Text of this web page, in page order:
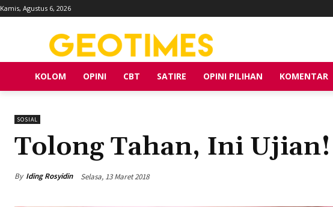
Kamis, Agustus 6, 2026
KOLOM OPINI CBT SATIRE OPINI PILIHAN KOMENTAR
SOSIAL
Tolong Tahan, Ini Ujian!
By Iding Rosyidin Selasa, 13 Maret 2018